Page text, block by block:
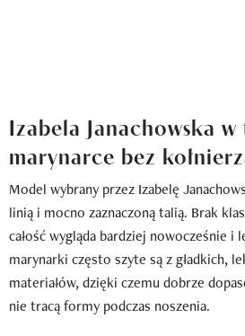
Izabela Janachowska
marynarce bez
Model wybrany przez Izabelę
linią i mocno zaznaczoną talią. Brak
całość wygląda bardziej nowocześnie i
marynarki często szyte są z gładkich,
materiałów, dzięki czemu dobrze
nie tracą formy podczas noszenia.